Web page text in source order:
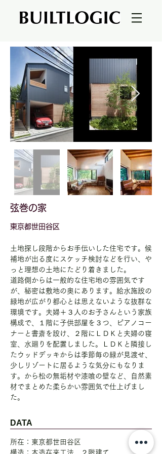
弦巻の家
東京都世田谷区
土地探し段階からお手伝いした住宅です。候
補地が出る度にスケッチ検討などを行い、や
っと理想の土地にたどり着きました。
道路側からは一般的な住宅地の雰囲気です
が、秘密は敷地の奥にあります。給水施設の
緑地が広がり都心とは思えないような抜群な
環境です。夫婦＋３人のお子さんという家族
構成で、１階に子供部屋を３つ、ピアノコー
ナーと書斎を設け、２階にＬＤＫと夫婦の寝
室、水廻りを配置しました。
ＬＤＫと隣接し
たウッドデッキからは季節毎の緑が見渡せ、
少しリゾートに居るような気分にもなりま
す。から松の無垢材や漆喰の壁など、自然素
材でまとめた柔らかい雰囲気で仕上げまし
た。
DATA
所在：東京都世田谷区
構造：木造在来工法 ２階建て